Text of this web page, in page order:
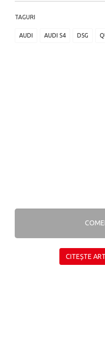
TAGURI
AUDI AUDI S4 DSG
CITEȘTE